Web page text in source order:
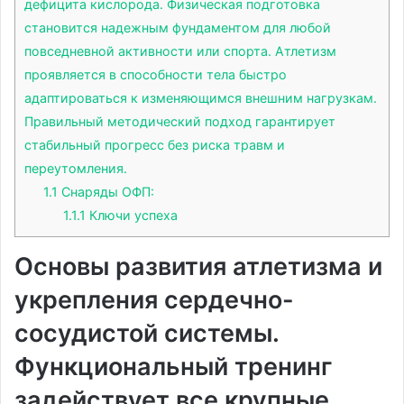
дефицита кислорода. Физическая подготовка
становится надежным фундаментом для любой
повседневной активности или спорта. Атлетизм
проявляется в способности тела быстро
адаптироваться к изменяющимся внешним нагрузкам.
Правильный методический подход гарантирует
стабильный прогресс без риска травм и
переутомления.
1.1 Снаряды ОФП:
1.1.1 Ключи успеха
Основы развития атлетизма и
укрепления сердечно-
сосудистой системы.
Функциональный тренинг